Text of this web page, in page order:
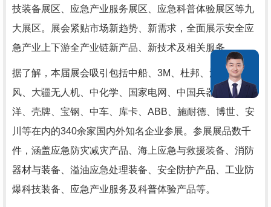
技装备展区、应急产业服务展区、应急科普体验展区等九
大展区。展会紧贴市场新趋势、新需求，全面展示安全应
急产业上下游全产业链新产品、新技术及相关服务。
据了解，本届展会吸引包括中船、3M、杜邦、沃尔沃、东
风、大疆无人机、中化学、国家电网、中国兵器、太平
洋、壳牌、宝钢、中车、库卡、ABB、施耐德、博世、安
川等在内的340余家国内外知名企业参展。参展展品数千
件，涵盖应急防灾减灾产品、海上应急与救援装备、消防
器材与装备、溢油应急处理装备、安全防护产品、工业防
爆科技装备、应急产业服务及科普体验产品等。